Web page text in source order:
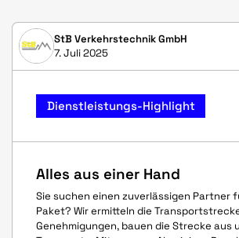
StB Verkehrstechnik GmbH
7. Juli 2025
Dienstleistungs-Highlight
Alles aus einer Hand
Sie suchen einen zuverlässigen Partner
Paket? Wir ermitteln die
Genehmigungen, bauen die Strecke aus